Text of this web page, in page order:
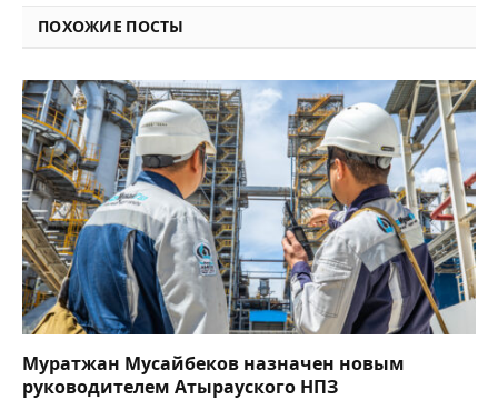
ПОХОЖИЕ ПОСТЫ
Муратжан Мусайбеков назначен новым
руководителем Атырауского НПЗ